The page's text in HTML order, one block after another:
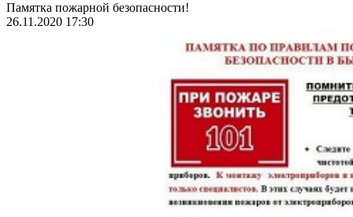
Памятка пожарной безопасности!
26.11.2020 17:30